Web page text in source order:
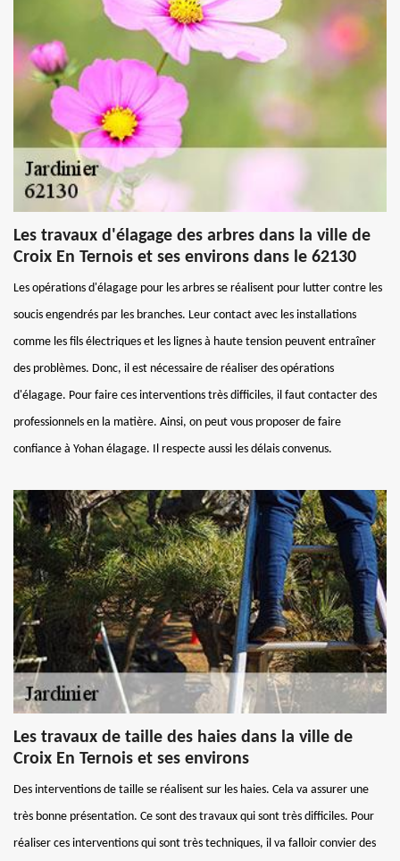
Les travaux d'élagage des arbres dans la ville de
Croix En Ternois et ses environs dans le 62130
Les opérations d'élagage pour les arbres se réalisent pour lutter contre les
soucis engendrés par les branches. Leur contact avec les installations
comme les fils électriques et les lignes à haute tension peuvent entraîner
des problèmes. Donc, il est nécessaire de réaliser des opérations
d'élagage. Pour faire ces interventions très difficiles, il faut contacter des
professionnels en la matière. Ainsi, on peut vous proposer de faire
confiance à Yohan élagage. Il respecte aussi les délais convenus.
Les travaux de taille des haies dans la ville de
Croix En Ternois et ses environs
Des interventions de taille se réalisent sur les haies. Cela va assurer une
très bonne présentation. Ce sont des travaux qui sont très difficiles. Pour
réaliser ces interventions qui sont très techniques, il va falloir convier des